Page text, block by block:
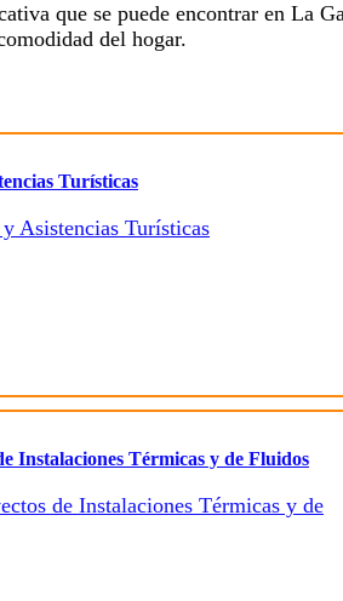
que se puede encontrar en La
del hogar.
Turísticas
Instalaciones Térmicas y de Fluidos